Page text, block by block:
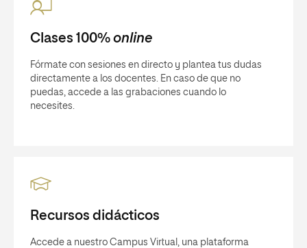
Clases 100% online
Fórmate con sesiones en directo y plantea tus dudas
directamente a los docentes. En caso de que no
puedas, accede a las grabaciones cuando lo
necesites.
Recursos didácticos
Accede a nuestro Campus Virtual, una plataforma